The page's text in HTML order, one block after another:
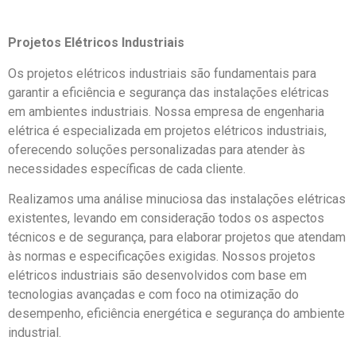
Projetos Elétricos Industriais
Os projetos elétricos industriais são fundamentais para
garantir a eficiência e segurança das instalações elétricas
em ambientes industriais. Nossa empresa de engenharia
elétrica é especializada em projetos elétricos industriais,
oferecendo soluções personalizadas para atender às
necessidades específicas de cada cliente.
Realizamos uma análise minuciosa das instalações elétricas
existentes, levando em consideração todos os aspectos
técnicos e de segurança, para elaborar projetos que atendam
às normas e especificações exigidas. Nossos projetos
elétricos industriais são desenvolvidos com base em
tecnologias avançadas e com foco na otimização do
desempenho, eficiência energética e segurança do ambiente
industrial.